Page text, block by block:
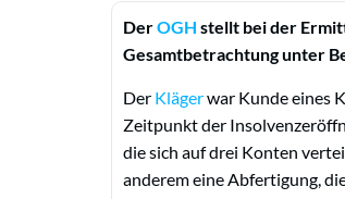
DerOGH stellt bei der
Gesamtbetrachtung unter
Der Klägerwar Kunde eines
Zeitpunkt der
die sich auf drei Konten
anderem eine Abfertigung,